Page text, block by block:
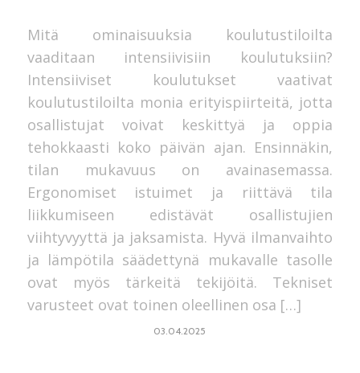
Mitä ominaisuuksia koulutustiloilta
vaaditaan intensiivisiin koulutuksiin?
Intensiiviset koulutukset vaativat
koulutustiloilta monia erityispiirteitä, jotta
osallistujat voivat keskittyä ja oppia
tehokkaasti koko päivän ajan. Ensinnäkin,
tilan mukavuus on avainasemassa.
Ergonomiset istuimet ja riittävä tila
liikkumiseen edistävät osallistujien
viihtyvyyttä ja jaksamista. Hyvä ilmanvaihto
ja lämpötila säädettynä mukavalle tasolle
ovat myös tärkeitä tekijöitä. Tekniset
varusteet ovat toinen oleellinen osa […]
03.04.2025